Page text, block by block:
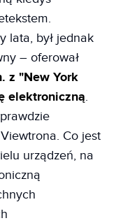
lata, był jednak
– oferował
z "New York
elektroniczną.
Co jest
urządzeń, na